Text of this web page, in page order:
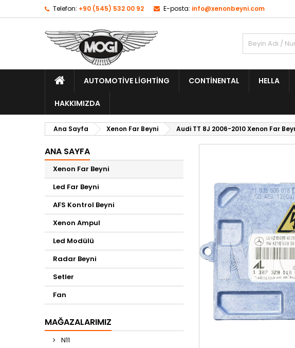
Telefon: +90 (545) 532 00 92 E-posta: info@xenonbeyni.com
AUTOMOTIVE LIGHTING CONTINENTAL HELLA
HAKKIMIZDA
Ana Sayfa Xenon Far Beyni Audi TT​ 8J 2006-2010 Xenon Far
ANA SAYFA
Xenon Far Beyni
Led Far Beyni
AFS Kontrol Beyni
Xenon Ampul
Led Modülü
Radar Beyni
Setler
Fan
MAĞAZALARIMIZ
N11